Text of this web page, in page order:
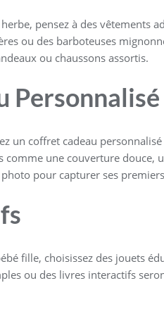
pensez à des vêtements
ou des barboteuses
ou chaussons assortis.
Personnalisé
un coffret cadeau
comme une couverture douce,
pour capturer ses
fille, choisissez des jouets
ou des livres interactifs